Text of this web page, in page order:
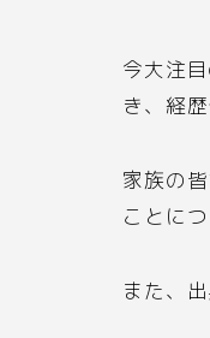
今大注
き、経
家族の
ことに
また、